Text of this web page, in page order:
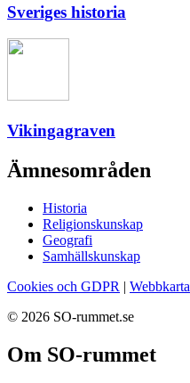
Sveriges historia
Vikingagraven
Ämnesområden
Historia
Religionskunskap
Geografi
Samhällskunskap
Cookies och GDPR | Webbkarta
© 2026 SO-rummet.se
Om SO-rummet